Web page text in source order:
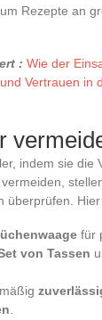
Rezepte an
: Wie der
Vertrauen in
indem sie die
überprüfen.
für
von Tassen